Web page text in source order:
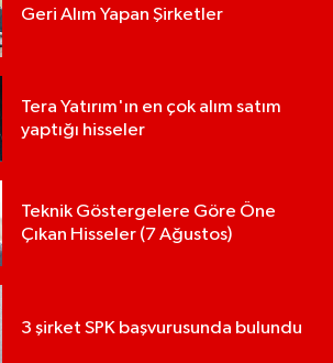
Geri Alım Yapan Şirketler
Tera Yatırım'ın en çok alım satım
yaptığı hisseler
Teknik Göstergelere Göre Öne
Çıkan Hisseler (7 Ağustos)
3 şirket SPK başvurusunda bulundu